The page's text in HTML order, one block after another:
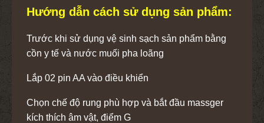
Hướng dẫn cách sử dụng sản phẩm:
Trước khi sử dụng vệ sinh sạch sản phẩm bằng
cồn y tế và nước muối pha loãng
Lắp 02 pin AA vào điều khiển
Chọn chế độ rung phù hợp và bắt đầu massger
kích thích âm vật, điểm G